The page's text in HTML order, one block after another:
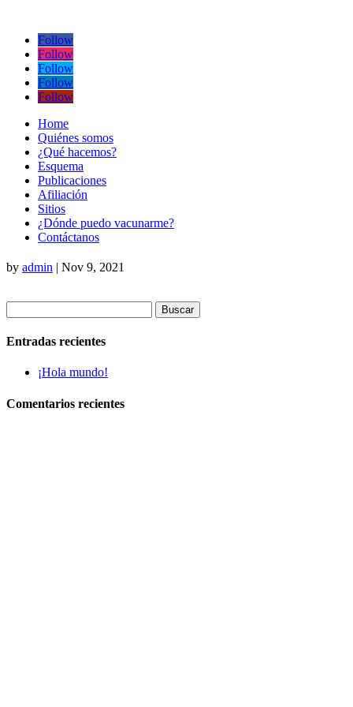
Follow
Follow
Follow
Follow
Follow
Home
Quiénes somos
¿Qué hacemos?
Esquema
Publicaciones
Afiliación
Sitios
¿Dónde puedo vacunarme?
Contáctanos
by admin | Nov 9, 2021
Entradas recientes
¡Hola mundo!
Comentarios recientes